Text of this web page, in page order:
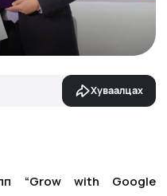
Хуваалцах
“Grow with Google